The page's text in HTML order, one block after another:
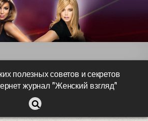
полезных советов и секретов
журнал "Женский взгляд"